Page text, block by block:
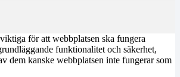
för att webbplatsen ska fungera
funktionalitet och säkerhet,
dem kanske webbplatsen inte fungerar som